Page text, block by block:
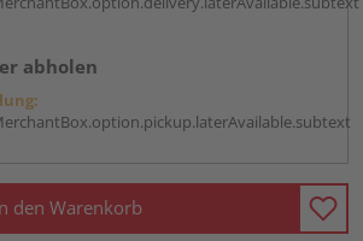
abholen
den Warenkorb